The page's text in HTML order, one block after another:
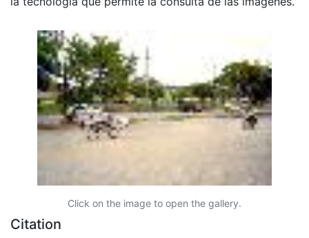
Click on the image to open the gallery.
Citation